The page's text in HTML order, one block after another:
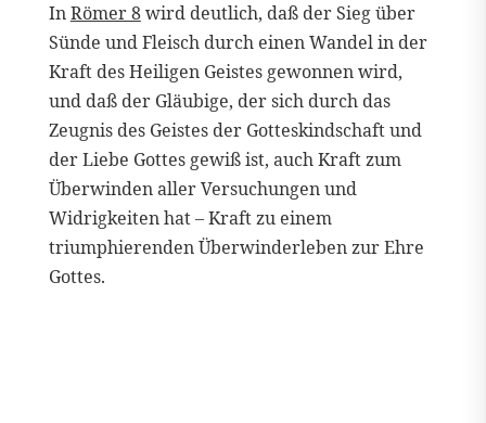
InRömer 8wird deutlich, daß der Sieg über
Sünde und Fleisch durch einen Wandel in der
Kraft des Heiligen Geistes gewonnen wird,
und daß der Gläubige, der sich durch das
Zeugnis des Geistes der Gotteskindschaft und
der Liebe Gottes gewiß ist, auch Kraft zum
Überwinden aller Versuchungen und
Widrigkeiten hat – Kraft zu einem
triumphierenden Überwinderleben zur Ehre
Gottes.